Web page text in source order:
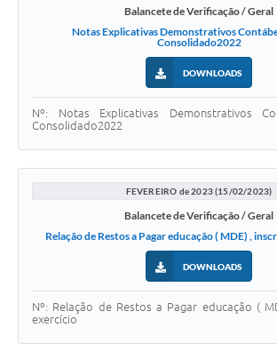
Balancete de Verificação / Geral
Notas Explicativas Demonstrativos
Consolidado2022
DOWNLOADS
Nº: Notas Explicativas Demonstrativos
Consolidado2022
FEVEREIRO de 2023 (15/02/2023)
Balancete de Verificação / Geral
Relação de Restos a Pagar educação ( MDE) ,
DOWNLOADS
Nº: Relação de Restos a Pagar educação (
exercício